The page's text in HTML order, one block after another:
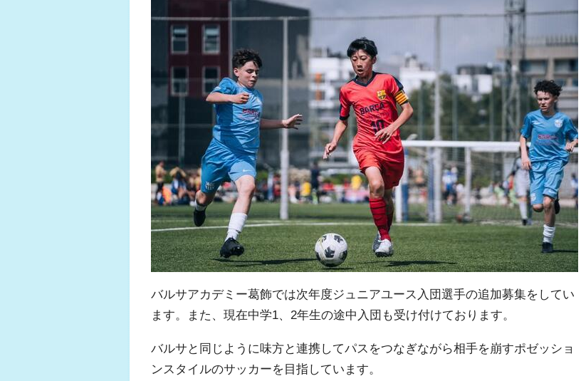
バルサアカデミー葛飾では次年度ジュニアユース入団選手の追加募集をしてい
ます。また、現在中学1、2年生の途中入団も受け付けております。
バルサと同じように味方と連携してパスをつなぎながら相手を崩すポゼッショ
ンスタイルのサッカーを目指しています。
ジュニアレッグリカバリー テクダマ